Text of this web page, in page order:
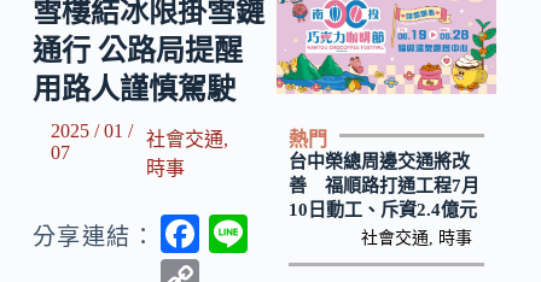
雪樓結冰限掛雪鏈
通行 公路局提醒
用路人謹慎駕駛
2025 / 01 /
07
社會交通,
時事
分享連結：
F
熱門
台中榮總周邊交通將改
善 福順路打通工程7月
10日動工、斥資2.4億元
社會交通 時事